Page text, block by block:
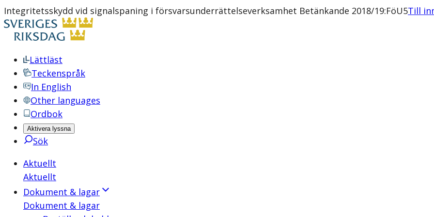
Integritetsskydd vid signalspaning i försvarsunderrättelseverksamhet Betänkande 2018/19:FöU5Till
Lättläst
Teckenspråk
In English
Other languages
Ordbok
Aktivera lyssna
Sök
Aktuellt
Aktuellt
Dokument & lagar
Dokument & lagar